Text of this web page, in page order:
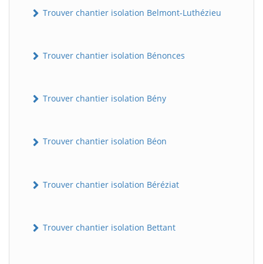
Trouver chantier isolation Belmont-Luthézieu
Trouver chantier isolation Bénonces
Trouver chantier isolation Bény
Trouver chantier isolation Béon
Trouver chantier isolation Béréziat
Trouver chantier isolation Bettant